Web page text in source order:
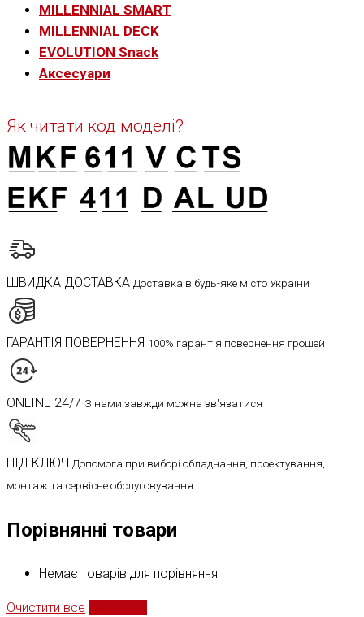
MILLENNIAL SMART
MILLENNIAL DECK
EVOLUTION Snack
Аксесуари
Як читати код моделі?
ШВИДКА ДОСТАВКА Доставка в будь-яке місто України
ГАРАНТІЯ ПОВЕРНЕННЯ 100% гарантія повернення грошей
ONLINE 24/7 З нами завжди можна зв'язатися
ПІД КЛЮЧ Допомога при виборі обладнання, проектування,
монтаж та сервісне обслуговування
Порівнянні товари
Немає товарів для порівняння
Очистити все